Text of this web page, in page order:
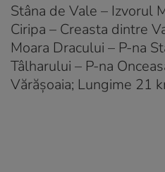
Stâna de Vale – Izvorul
Ciripa – Creasta dintre
Moara Dracului – P-na
Tâlharului – P-na
Vărăşoaia; Lungime 21